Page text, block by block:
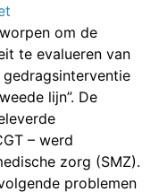
om de
te evalueren van
lijn”. De
– werd
zorg (SMZ).
problemen